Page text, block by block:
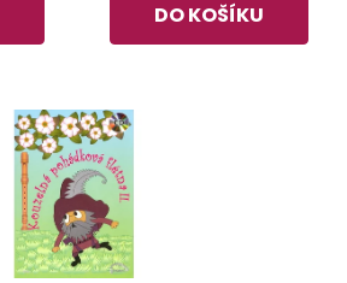
DO KOŠÍKU